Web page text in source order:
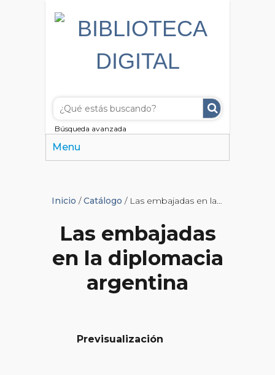
Búsqueda avanzada
Menu
Inicio /Catálogo / Las embajadas en la diplomacia argentina
Las embajadas
en la diplomacia
argentina
Previsualización